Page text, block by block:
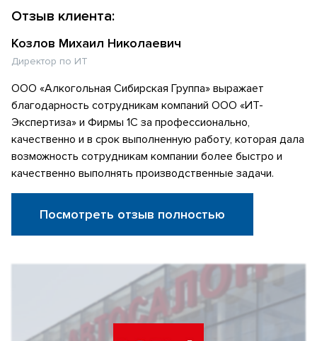
Отзыв клиента:
Козлов Михаил Николаевич
Директор по ИТ
ООО «Алкогольная Сибирская Группа» выражает
благодарность сотрудникам компаний ООО «ИТ-
Экспертиза» и Фирмы 1С за профессионально,
качественно и в срок выполненную работу, которая дала
возможность сотрудникам компании более быстро и
качественно выполнять производственные задачи.
Посмотреть отзыв полностью